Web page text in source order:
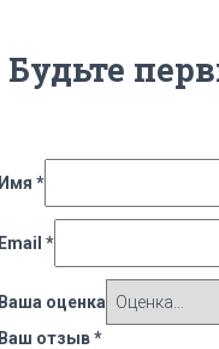
Будьте
Имя *
Email *
Ваша оценка
Ваш отзыв*